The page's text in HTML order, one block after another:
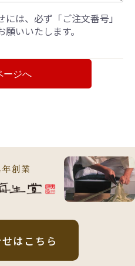
は、必ず「ご注文番号」
いいたします。
ージへ
創業
はこちら